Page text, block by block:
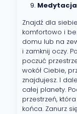
Znajdź dla
komfortowo i
domu lub na
i zamknij oczy.
poczuć
wokół Ciebie,
znajdujesz. I
całej planety.
przestrzeń,
końca. Zanurz